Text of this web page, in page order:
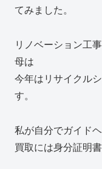
てみました。
リノベーション工
母は
今年はリサイクル
す。
私が自分でガイド
買取には身分証明